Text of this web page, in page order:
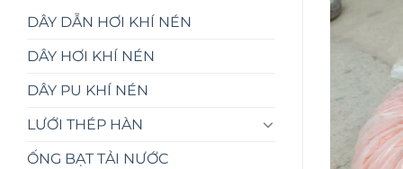
DÂY DẪN HƠI KHÍ NÉN
DÂY HƠI KHÍ NÉN
DÂY PU KHÍ NÉN
LƯỚI THÉP HÀN
ỐNG BẠT TẢI NƯỚC